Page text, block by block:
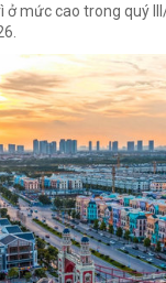
ở mức cao trong quý